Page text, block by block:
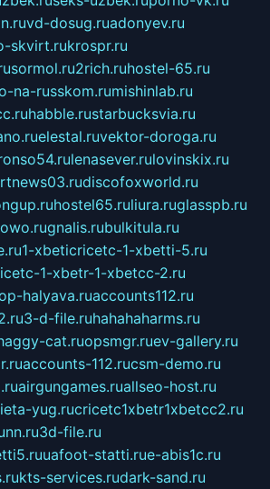
vd-dosug.ruadonyev.ru
skvirt.rukrospr.ru
sormol.ru2rich.ruhostel-65.ru
na-russkom.rumishinlab.ru
habble.rustarbucksvia.ru
elestal.ruvektor-doroga.ru
lenasever.rulovinskix.ru
discofoxworld.ru
hostel65.ruliura.ruglasspb.ru
gnalis.rubulkitula.ru
1-xbeticricetc-1-xbetti-5.ru
1-xbetr-1-xbetcc-2.ru
halyava.ruaccounts112.ru
3-d-file.ruhahahaharms.ru
cat.ruopsmgr.ruev-gallery.ru
accounts-112.rucsm-demo.ru
airgungames.ruallseo-host.ru
yug.rucricetc1xbetr1xbetcc2.ru
3d-file.ru
uafoot-statti.rue-abis1c.ru
kts-services.rudark-sand.ru